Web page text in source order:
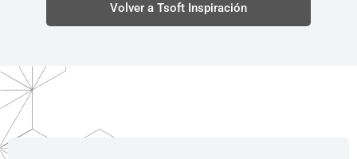
Volver a Tsoft Inspiración